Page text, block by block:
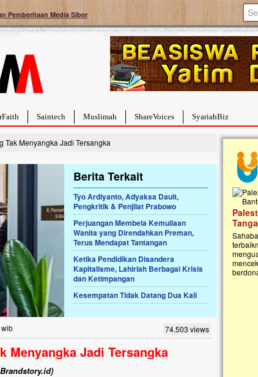
Pemberitaan Media Siber
Saintech Muslimah ShareVoices SyariahBiz
Tak Menyangka Jadi Tersangka
Berita Terkait
Tyo Ardiyanto, Adyaksa Dault,
Pengkritik & Penjilat Prabowo
Perjuangan Membela Kemuliaan
Wanita yang Direndahkan Preman,
Terus Mendapat Tantangan
Ketika Pendidikan Disandera
Kapitalisme, Lahirlah Berbagai Krisis
dan Ketimpangan
Kesempatan Tidak Datang Dua Kali
74.503 views
Menyangka Jadi Tersangka
Sembuh Dari
dengan
baru
imut ini harus
yaitu tumor
Lima Tahun Mangkrak, Masjid di
Nasib masjid di Kampung Cilumbu ini sungguh
mengenaskan. Lima tahun mangkrak, kini nyaris
berlumut, dan menghitam terpapar panas dan